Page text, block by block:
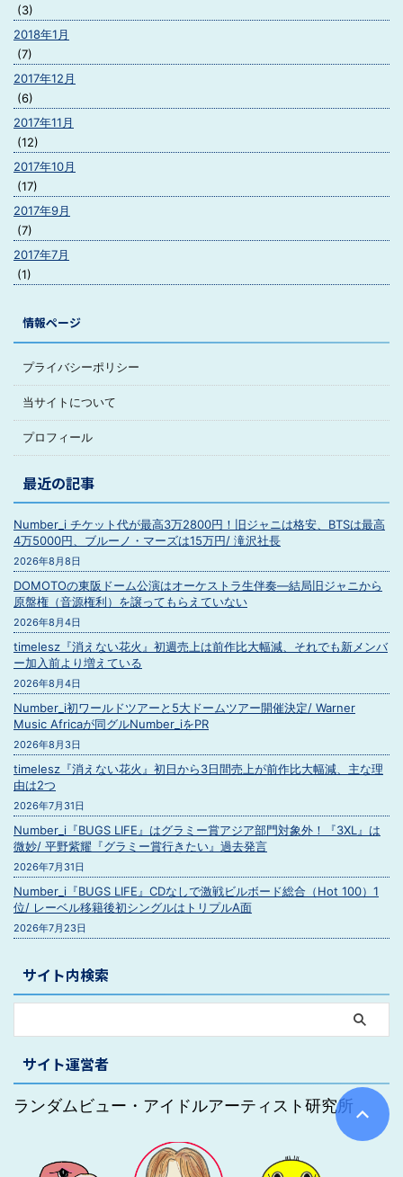
(3)
2018年1月
(7)
2017年12月
(6)
2017年11月
(12)
2017年10月
(17)
2017年9月
(7)
2017年7月
(1)
情報ページ
プライバシーポリシー
当サイトについて
プロフィール
最近の記事
Number_i チケット代が最高3万2800円！旧ジャニは格安、BTSは最高
4万5000円、ブルーノ・マーズは15万円/ 滝沢社長
2026年8月8日
DOMOTOの東阪ドーム公演はオーケストラ生伴奏―結局旧ジャニから
原盤権（音源権利）を譲ってもらえていない
2026年8月4日
timelesz『消えない花火』初週売上は前作比大幅減、それでも新メンバ
ー加入前より増えている
2026年8月4日
Number_i初ワールドツアーと5大ドームツアー開催決定/ Warner
Music Africaが同グルNumber_iをPR
2026年8月3日
timelesz『消えない花火』初日から3日間売上が前作比大幅減、主な理
由は2つ
2026年7月31日
Number_i『BUGS LIFE』はグラミー賞アジア部門対象外！『3XL』は
微妙/ 平野紫耀『グラミー賞行きたい』過去発言
2026年7月31日
Number_i『BUGS LIFE』CDなしで激戦ビルボード総合（Hot 100）1
位/ レーベル移籍後初シングルはトリプルA面
2026年7月23日
サイト内検索
サイト運営者
ランダムビュー・アイドルアーティスト研究所